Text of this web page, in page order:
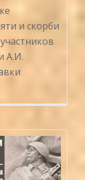
и скорби
А.И.